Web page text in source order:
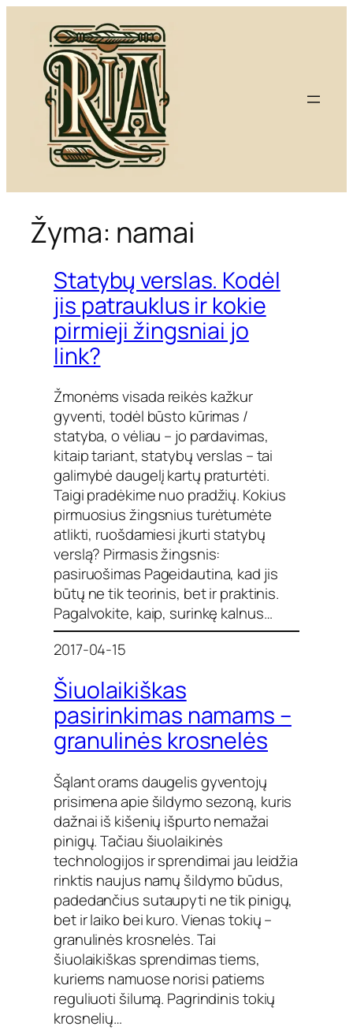
turinio
Žyma: namai
Statybų verslas. Kodėl
jis patrauklus ir kokie
pirmieji žingsniai jo
link?
Žmonėms visada reikės kažkur
gyventi, todėl būsto kūrimas /
statyba, o vėliau – jo pardavimas,
kitaip tariant, statybų verslas – tai
galimybė daugelį kartų praturtėti.
Taigi pradėkime nuo pradžių. Kokius
pirmuosius žingsnius turėtumėte
atlikti, ruošdamiesi įkurti statybų
verslą? Pirmasis žingsnis:
pasiruošimas Pageidautina, kad jis
būtų ne tik teorinis, bet ir praktinis.
Pagalvokite, kaip, surinkę kalnus…
2017-04-15
Šiuolaikiškas
pasirinkimas namams –
granulinės krosnelės
Šąlant orams daugelis gyventojų
prisimena apie šildymo sezoną, kuris
dažnai iš kišenių išpurto nemažai
pinigų. Tačiau šiuolaikinės
technologijos ir sprendimai jau leidžia
rinktis naujus namų šildymo būdus,
padedančius sutaupyti ne tik pinigų,
bet ir laiko bei kuro. Vienas tokių –
granulinės krosnelės. Tai
šiuolaikiškas sprendimas tiems,
kuriems namuose norisi patiems
reguliuoti šilumą. Pagrindinis tokių
krosnelių…